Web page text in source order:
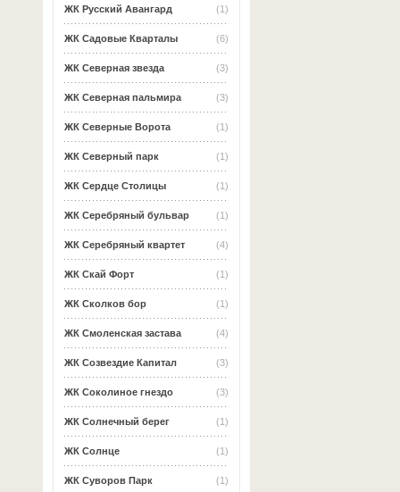
(1)
ЖК Русский Авангард
(6)
ЖК Садовые Кварталы
(3)
ЖК Северная звезда
(3)
ЖК Северная пальмира
(1)
ЖК Северные Ворота
(1)
ЖК Северный парк
(1)
ЖК Сердце Столицы
(1)
ЖК Серебряный бульвар
(4)
ЖК Серебряный квартет
(1)
ЖК Скай Форт
(1)
ЖК Сколков бор
(4)
ЖК Смоленская застава
(3)
ЖК Созвездие Капитал
(3)
ЖК Соколиное гнездо
(1)
ЖК Солнечный берег
(1)
ЖК Солнце
(1)
ЖК Суворов Парк